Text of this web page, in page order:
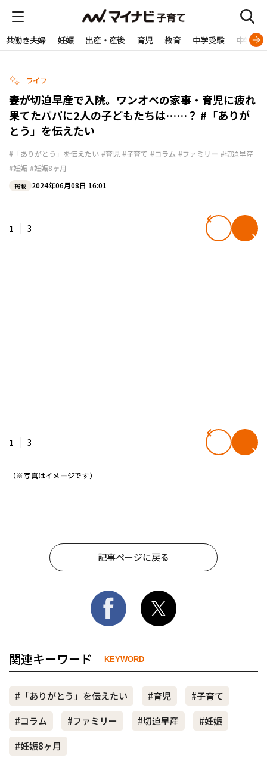
共働き夫婦 妊娠 出産・産後 育児 教育 中学受験 中学生
ライフ
妻が切迫早産で入院。ワンオペの家事・育児に疲れ
果てたパパに2人の子どもたちは……？ #「ありが
とう」を伝えたい
#「ありがとう」を伝えたい #育児 #子育て #コラム #ファミリー #切迫早産
#妊娠 #妊娠8ヶ月
掲載 2024年06月08日 16:01
1 3
1 3
（※写真はイメージです）
記事ページに戻る
関連キーワード KEYWORD
#「ありがとう」を伝えたい #育児
#子育て
#コラム
#ファミリー #切迫早産
#妊娠
#妊娠8ヶ月